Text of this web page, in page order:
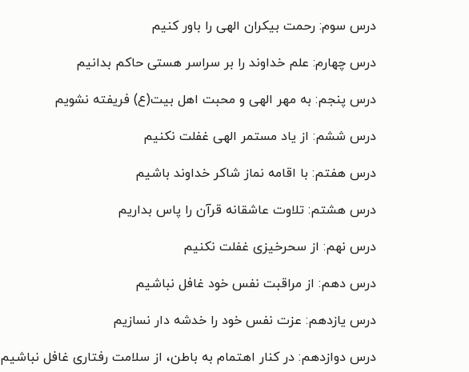
درس سوم: رحمت بیکران الهی را باور کنیم
درس چهارم: علم خداوند را بر سراسر هستی حاکم بدانیم
درس پنجم: به مهر الهی و محبت اهل بیت(ع) فریفته نشویم
درس ششم: از یاد مستمر الهی غفلت نکنیم
درس هفتم: با اقامه نماز شاکر خداوند باشیم
درس هشتم: تلاوت عاشقانه قرآن را پاس بداریم
درس نهم: از سحرخیزی غفلت نکنیم
درس دهم: از مراقبت نفس خود غافل نباشیم
درس یازدهم: عزت نفس خود را خدشه دار نسازیم
درس دوازدهم: در کنار اهتمام به باطن، از سلامت رفتاری غافل نباشیم